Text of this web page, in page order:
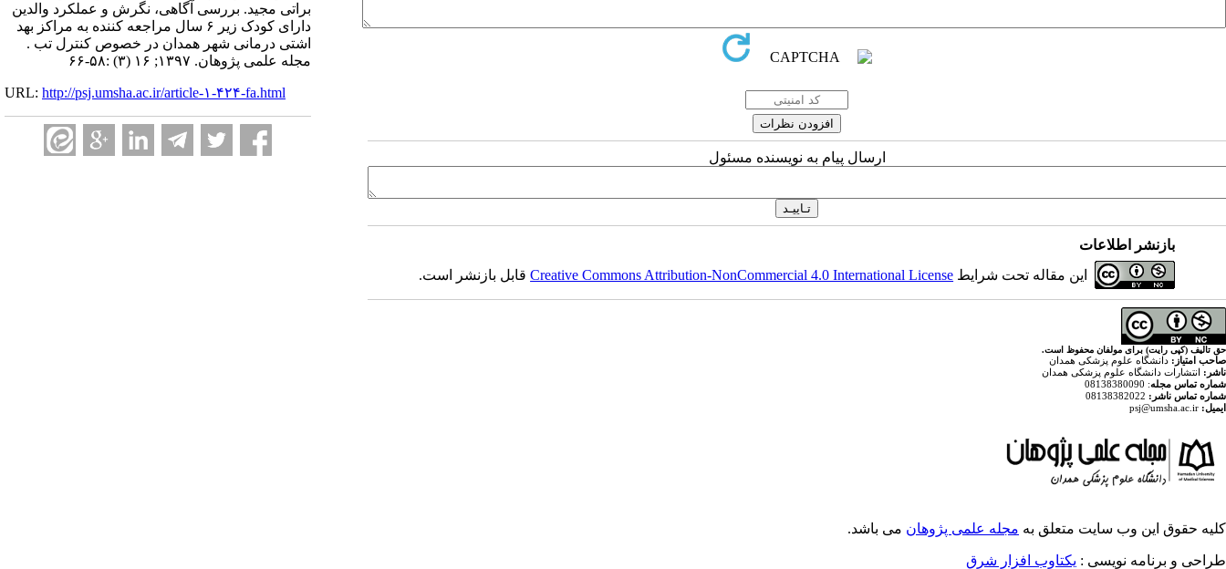
براتی مجید. بررسی آگاهی، نگرش و عملکرد والدین
دارای کودک زیر ۶ سال مراجعه کننده به مراکز بهد
اشتی درمانی شهر همدان در خصوص کنترل تب .
مجله علمی پژوهان. ۱۳۹۷; ۱۶ (۳) :۵۸-۶۶
URL: http://psj.umsha.ac.ir/article-۱-۴۲۴-fa.html
ارسال پیام به نویسنده مسئول
بازنشر اطلاعات
این مقاله تحت شرایط Creative Commons Attribution-NonCommercial 4.0 International Licenseقابل بازنشر است.
حق تالیف (کپی رایت) برای مولفان محفوظ است.
صاحب امتیاز: دانشگاه علوم پزشکی همدان
ناشر: انتشارات دانشگاه علوم پزشکی همدان
شماره تماس مجله: 08138380090
شماره تماس ناشر:
ایمیل:
کلیه حقوق این وب سایت متعلق به مجله علمی پژوهان می باشد.
طراحی و برنامه نویسی : یکتاوب افزار شرق